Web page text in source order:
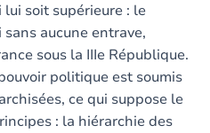
lui soit supérieure : le
aucune entrave,
sous la IIIe République.
politique est soumis
ce qui suppose le
: la hiérarchie des